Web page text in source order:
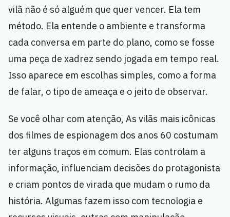
vilã não é só alguém que quer vencer. Ela tem
método. Ela entende o ambiente e transforma
cada conversa em parte do plano, como se fosse
uma peça de xadrez sendo jogada em tempo real.
Isso aparece em escolhas simples, como a forma
de falar, o tipo de ameaça e o jeito de observar.
Se você olhar com atenção, As vilãs mais icônicas
dos filmes de espionagem dos anos 60 costumam
ter alguns traços em comum. Elas controlam a
informação, influenciam decisões do protagonista
e criam pontos de virada que mudam o rumo da
história. Algumas fazem isso com tecnologia e